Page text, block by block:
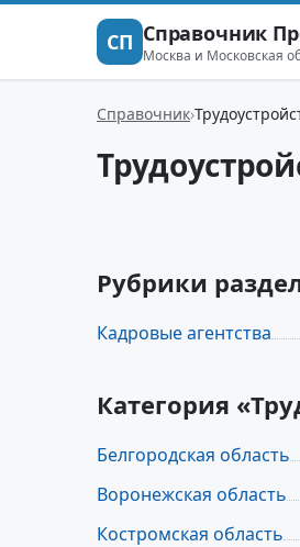
СП Справочник
Москва и Московская
Справочник
Рубрики
Кадровые агентства
Категория
Белгородская область
Воронежская область
Костромская область